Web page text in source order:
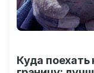
Куда поехать